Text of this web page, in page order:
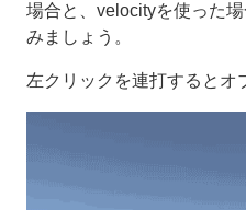
場合と、velocityを使った
みましょう。
左クリックを連打するとオ